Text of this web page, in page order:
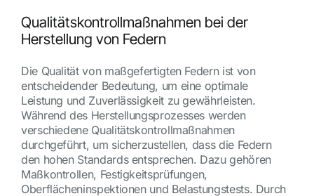
Qualitätskontrollmaßnahmen bei der
Herstellung von Federn
Die Qualität von maßgefertigten Federn ist von
entscheidender Bedeutung, um eine optimale
Leistung und Zuverlässigkeit zu gewährleisten.
Während des Herstellungsprozesses werden
verschiedene Qualitätskontrollmaßnahmen
durchgeführt, um sicherzustellen, dass die Federn
den hohen Standards entsprechen. Dazu gehören
Maßkontrollen, Festigkeitsprüfungen,
Oberflächeninspektionen und Belastungstests. Durch